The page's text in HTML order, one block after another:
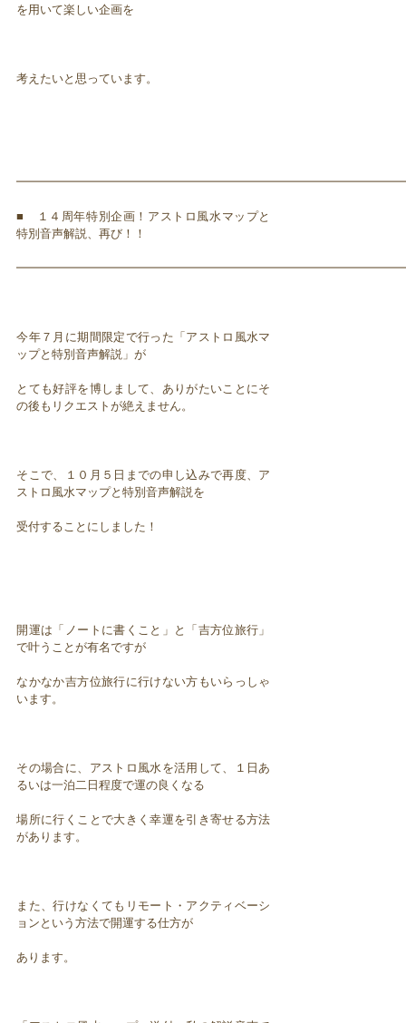
を用いて楽しい企画を
考えたいと思っています。
■ １４周年特別企画！アストロ風水マップと
特別音声解説、再び！！
今年７月に期間限定で行った「アストロ風水マ
ップと特別音声解説」が
とても好評を博しまして、ありがたいことにそ
の後もリクエストが絶えません。
そこで、１０月５日までの申し込みで再度、ア
ストロ風水マップと特別音声解説を
受付することにしました！
開運は「ノートに書くこと」と「吉方位旅行」
で叶うことが有名ですが
なかなか吉方位旅行に行けない方もいらっしゃ
います。
その場合に、アストロ風水を活用して、１日あ
るいは一泊二日程度で運の良くなる
場所に行くことで大きく幸運を引き寄せる方法
があります。
また、行けなくてもリモート・アクティベーシ
ョンという方法で開運する仕方が
あります。